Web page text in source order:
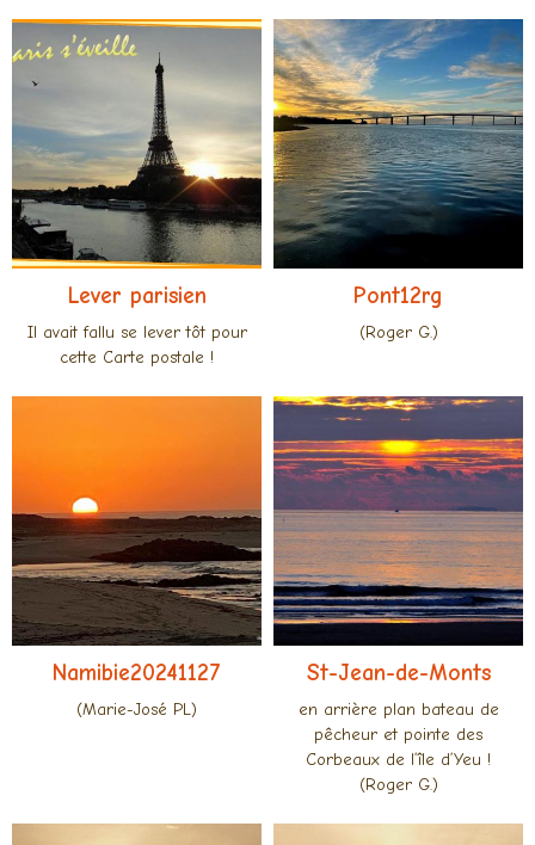
Lever parisien
Il avait fallu se lever tôt pour
cette Carte postale !
Pont12rg
(Roger G.)
Namibie20241127
(Marie-José PL)
St-Jean-de-Monts
en arrière plan bateau de
pêcheur et pointe des
Corbeaux de l’île d’Yeu !
(Roger G.)